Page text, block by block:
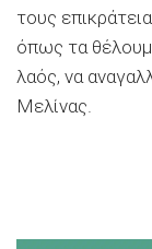
τους
όπως τα
λαός, να
Μελίνας.